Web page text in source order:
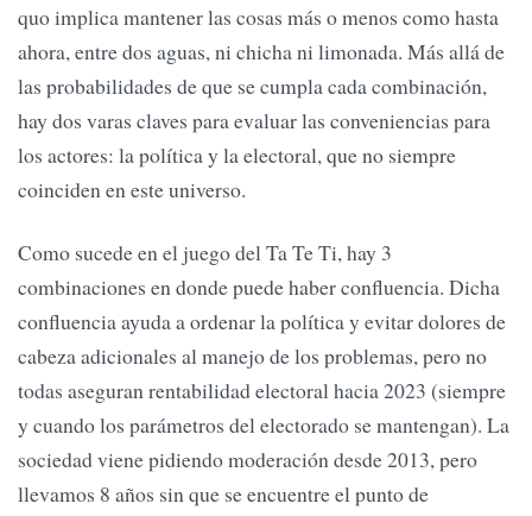
quo implica mantener las cosas más o menos como hasta
ahora, entre dos aguas, ni chicha ni limonada. Más allá de
las probabilidades de que se cumpla cada combinación,
hay dos varas claves para evaluar las conveniencias para
los actores: la política y la electoral, que no siempre
coinciden en este universo.
Como sucede en el juego del Ta Te Ti, hay 3
combinaciones en donde puede haber confluencia. Dicha
confluencia ayuda a ordenar la política y evitar dolores de
cabeza adicionales al manejo de los problemas, pero no
todas aseguran rentabilidad electoral hacia 2023 (siempre
y cuando los parámetros del electorado se mantengan). La
sociedad viene pidiendo moderación desde 2013, pero
llevamos 8 años sin que se encuentre el punto de